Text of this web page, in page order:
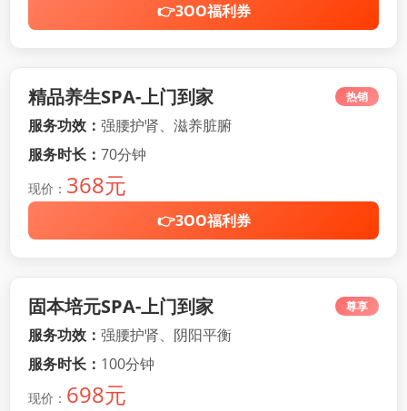
👉3OO福利券
精品养生SPA-上门到家 热销
服务功效： 强腰护肾、滋养脏腑
服务时长： 70分钟
现价： 368元
👉3OO福利券
固本培元SPA-上门到家 尊享
服务功效： 强腰护肾、阴阳平衡
服务时长： 100分钟
现价： 698元